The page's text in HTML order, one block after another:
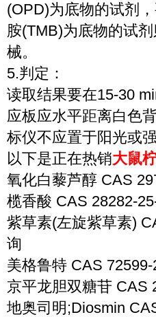
(OPD)为底物的试剂
胺(TMB)为底物的试
械。
5.判定：
读取结果要在15-30
应板应水平距离白色
标仪不应置于阳光或
以下是正在热销大鼠
氧化白藜芦醇 CAS
榄香酸 CAS 28282-
紫草素(左旋紫草素)
询
美格鲁特 CAS
京平龙胆双糖苷 CAS
地奥司明;Diosmin